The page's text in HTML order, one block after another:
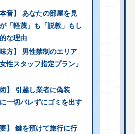
本音】 あなたの部屋を見
「軽蔑」も「説教」もし
な理由
味方】 男性禁制のエリア
性スタッフ指定プラン」
術】 引越し業者に偽装
一切バレずにゴミを出す
要】 鍵を預けて旅行に行